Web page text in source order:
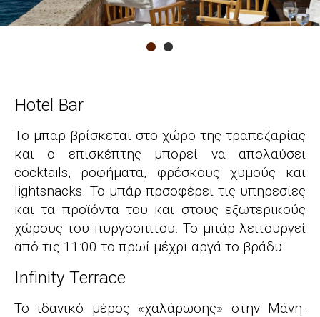
Hotel Bar
Το μπαρ βρίσκεται στο χώρο της τραπεζαρίας
και ο επισκέπτης μπορεί να απολαύσει
cocktails, ροφήματα, φρέσκους χυμούς και
lightsnacks. Το μπάρ πρσοφέρει τις υπηρεσίες
και τα προϊόντα του και στους εξωτερικούς
χώρους του πυργόσπιτου. Το μπάρ λειτουργεί
από τις 11:00 το πρωί μέχρι αργά το βράδυ.
Infinity Terrace
Το ιδανικό μέρος «χαλάρωσης» στην Μάνη.